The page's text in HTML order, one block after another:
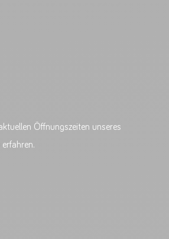
Öffnungszeiten unseres